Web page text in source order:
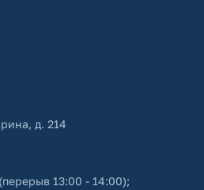
д. 214
13:00 - 14:00);